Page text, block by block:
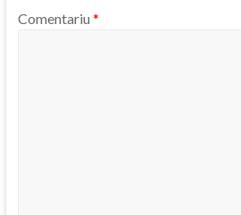
Comentariu *